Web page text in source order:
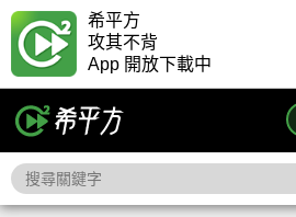
希平方
攻其不背
App 開放下載中